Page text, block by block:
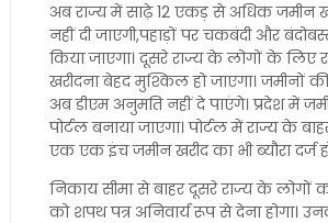
अब राज्य में साढ़े 12 एकड़ से अधिक जमीन
नहीं दी जाएगी,पहाड़ों पर चकबंदी और
किया जाएगा। दूसरे राज्य के लोगों के लिए
खरीदना बेहद मुश्किल हो जाएगा। जमीनों
अब डीएम अनुमति नहीं दे पाएंगे। प्रदेश में
पोर्टल बनाया जाएगा। पोर्टल में राज्य के
एक एक इंच जमीन खरीद का भी ब्यौरा दर्ज
निकाय सीमा से बाहर दूसरे राज्य के लोगों
को शपथ पत्र अनिवार्य रूप से देना होगा।